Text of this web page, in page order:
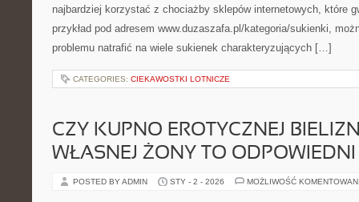
najbardziej korzystać z chociażby sklepów internetowych, które
przykład pod adresem www.duzaszafa.pl/kategoria/sukienki,
problemu natrafić na wiele sukienek charakteryzujących […]
CATEGORIES: CIEKAWOSTKI LOTNICZE
CZY KUPNO EROTYCZNEJ
WŁASNEJ ŻONY TO
POSTED BY ADMIN STY - 2 - 2026 MOŻLIWOŚĆ